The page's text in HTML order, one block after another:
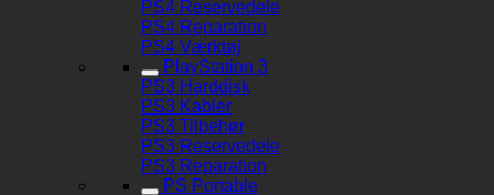
PS4 Reservedele
PS4 Reparation
PS4 Værktøj
PlayStation 3
PS3 Harddisk
PS3 Kabler
PS3 Tilbehør
PS3 Reservedele
PS3 Reparation
PS Portable